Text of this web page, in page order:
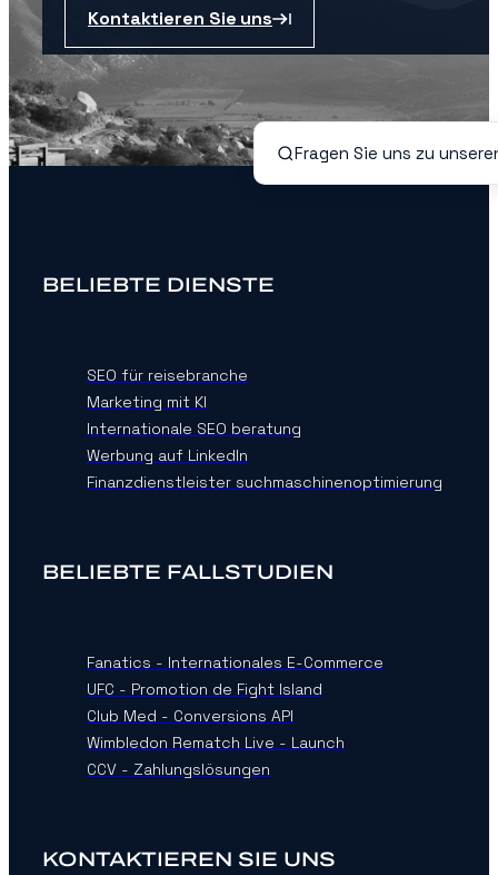
Kontaktieren Sie uns
BELIEBTE DIENSTE
SEO für reisebranche
Marketing mit KI
Internationale SEO beratung
Werbung auf LinkedIn
Finanzdienstleister suchmaschinenoptimierung
BELIEBTE FALLSTUDIEN
Fanatics - Internationales E-Commerce
UFC - Promotion de Fight Island
Club Med - Conversions API
Wimbledon Rematch Live - Launch
CCV - Zahlungslösungen
KONTAKTIEREN SIE UNS